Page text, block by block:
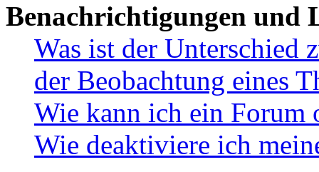
Benachrichtigungen und
Was ist der Unterschied
der Beobachtung eines
Wie kann ich ein Forum
Wie deaktiviere ich